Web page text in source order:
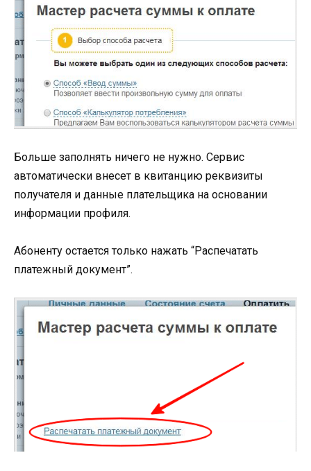
Больше заполнять ничего не нужно. Сервис
автоматически внесет в квитанцию реквизиты
получателя и данные плательщика на основании
информации профиля.
Абоненту остается только нажать “Распечатать
платежный документ”.